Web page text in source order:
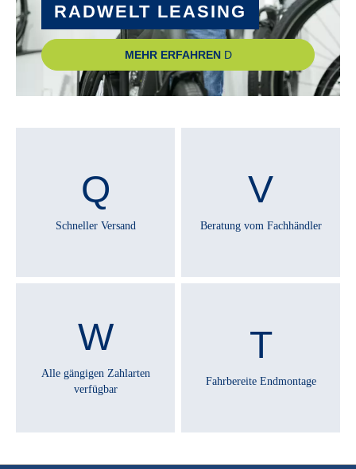
RADWELT LEASING
MEHR ERFAHREN
Schneller Versand Beratung vom Fachhändler
Alle gängigen Zahlarten
verfügbar
Fahrbereite Endmontage